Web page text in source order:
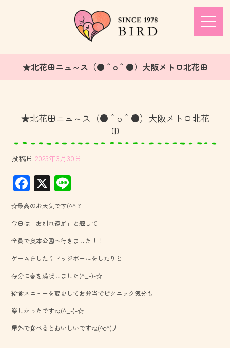
★北花田ニュ～ス（●＾o＾●）大阪メトロ北花田
★北花田ニュ～ス（●＾o＾●）大阪メトロ北花
田
投稿日 2023年3月30日
F
ac
e
b
o
ok
X
ne
☆最高のお天気です(^^ゞ
今日は「お別れ遠足」と題して
全員で奥本公園へ行きました！！
ゲームをしたりドッジボールをしたりと
存分に春を満喫しました(^_-)-☆
給食メニューを変更してお弁当でピクニック気分も
楽しかったですね(^_-)-☆
屋外で食べるとおいしいですね(^o^)丿